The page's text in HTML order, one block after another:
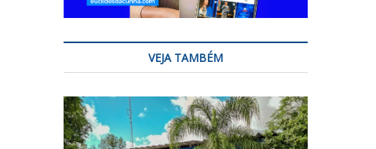
VEJA TAMBÉM